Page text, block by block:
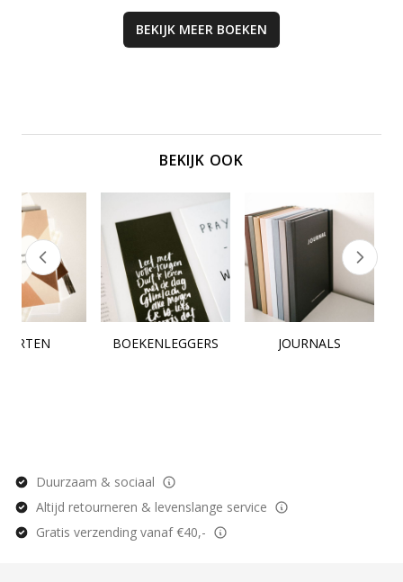
BEKIJK MEER BOEKEN
BEKIJK OOK
BOEKENLEGGERS JOURNALS
Duurzaam & sociaal
Altijd retourneren & levenslange service
Gratis verzending vanaf €40,-